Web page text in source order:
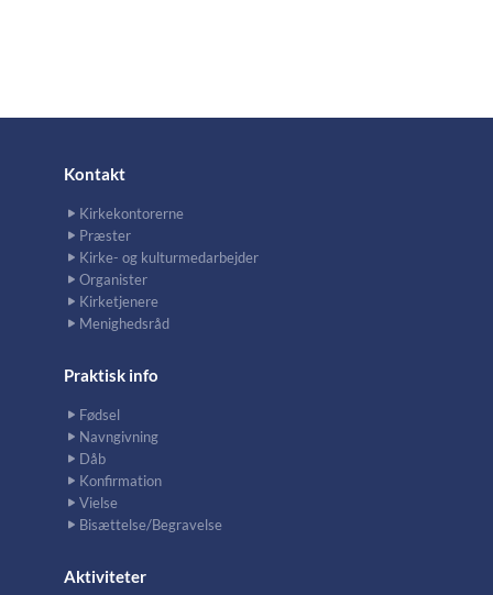
Kontakt
Kirkekontorerne
Præster
Kirke- og kulturmedarbejder
Organister
Kirketjenere
Menighedsråd
Praktisk info
Fødsel
Navngivning
Dåb
Konfirmation
Vielse
Bisættelse/Begravelse
Aktiviteter